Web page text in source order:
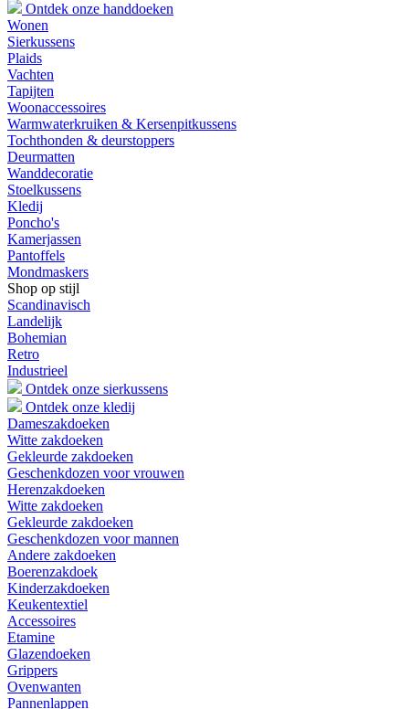
Ontdek onze handdoeken
Wonen
Sierkussens
Plaids
Vachten
Tapijten
Woonaccessoires
Warmwaterkruiken & Kersenpitkussens
Tochthonden & deurstoppers
Deurmatten
Wanddecoratie
Stoelkussens
Kledij
Poncho's
Kamerjassen
Pantoffels
Mondmaskers
Shop op stijl
Scandinavisch
Landelijk
Bohemian
Retro
Industrieel
Ontdek onze sierkussens
Ontdek onze kledij
Dameszakdoeken
Witte zakdoeken
Gekleurde zakdoeken
Geschenkdozen voor vrouwen
Herenzakdoeken
Witte zakdoeken
Gekleurde zakdoeken
Geschenkdozen voor mannen
Andere zakdoeken
Boerenzakdoek
Kinderzakdoeken
Keukentextiel
Accessoires
Etamine
Glazendoeken
Grippers
Ovenwanten
Pannenlappen